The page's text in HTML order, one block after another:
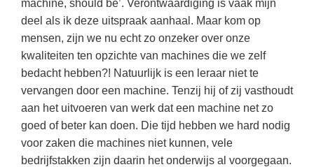
machine, should be’. Verontwaardiging is vaak mijn
deel als ik deze uitspraak aanhaal. Maar kom op
mensen, zijn we nu echt zo onzeker over onze
kwaliteiten ten opzichte van machines die we zelf
bedacht hebben?! Natuurlijk is een leraar niet te
vervangen door een machine. Tenzij hij of zij vasthoudt
aan het uitvoeren van werk dat een machine net zo
goed of beter kan doen. Die tijd hebben we hard nodig
voor zaken die machines niet kunnen, vele
bedrijfstakken zijn daarin het onderwijs al voorgegaan.